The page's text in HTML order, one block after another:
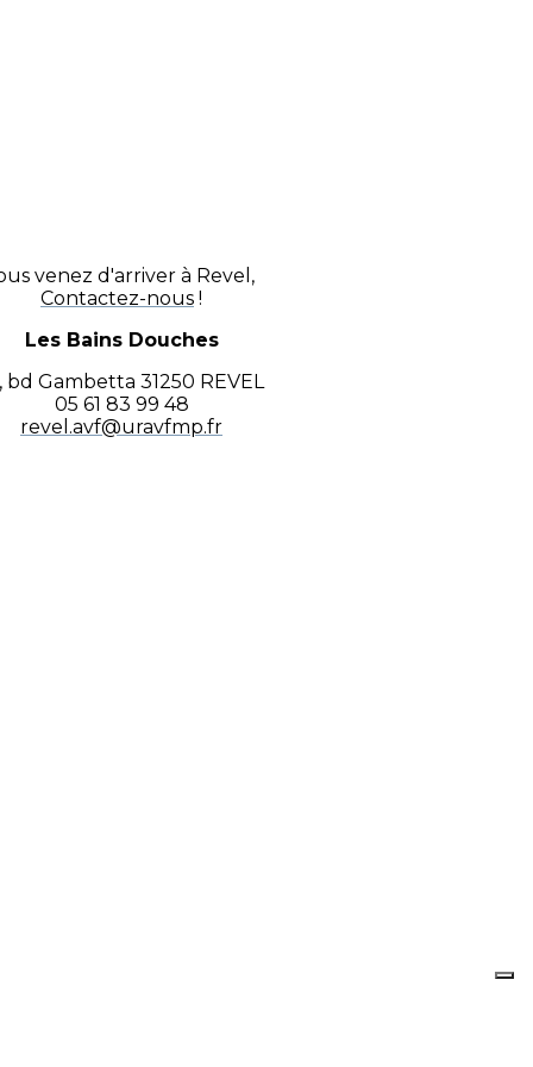
venez d'arriver à Revel,
Contactez-nous !
Les Bains Douches
bd Gambetta 31250 REVEL
05 61 83 99 48
revel.avf@uravfmp.fr